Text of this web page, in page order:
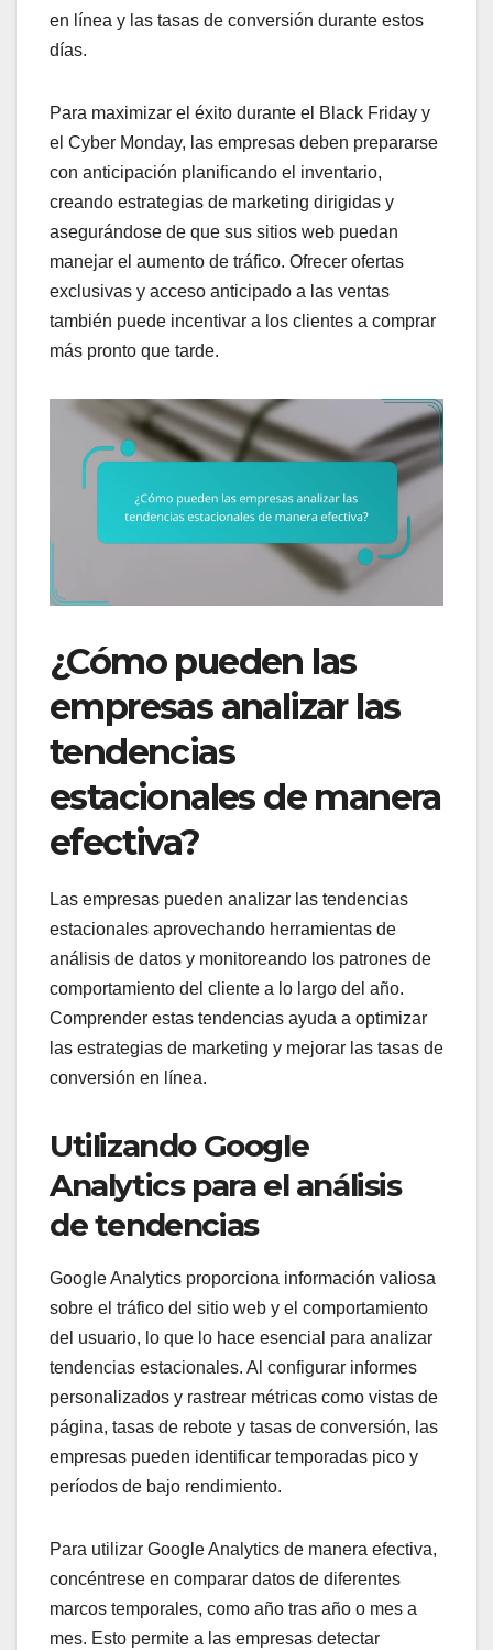
en línea y las tasas de conversión durante estos
días.
Para maximizar el éxito durante el Black Friday y
el Cyber Monday, las empresas deben prepararse
con anticipación planificando el inventario,
creando estrategias de marketing dirigidas y
asegurándose de que sus sitios web puedan
manejar el aumento de tráfico. Ofrecer ofertas
exclusivas y acceso anticipado a las ventas
también puede incentivar a los clientes a comprar
más pronto que tarde.
¿Cómo pueden las
empresas analizar las
tendencias
estacionales de manera
efectiva?
Las empresas pueden analizar las tendencias
estacionales aprovechando herramientas de
análisis de datos y monitoreando los patrones de
comportamiento del cliente a lo largo del año.
Comprender estas tendencias ayuda a optimizar
las estrategias de marketing y mejorar las tasas de
conversión en línea.
Utilizando Google
Analytics para el análisis
de tendencias
Google Analytics proporciona información valiosa
sobre el tráfico del sitio web y el comportamiento
del usuario, lo que lo hace esencial para analizar
tendencias estacionales. Al configurar informes
personalizados y rastrear métricas como vistas de
página, tasas de rebote y tasas de conversión, las
empresas pueden identificar temporadas pico y
períodos de bajo rendimiento.
Para utilizar Google Analytics de manera efectiva,
concéntrese en comparar datos de diferentes
marcos temporales, como año tras año o mes a
mes. Esto permite a las empresas detectar